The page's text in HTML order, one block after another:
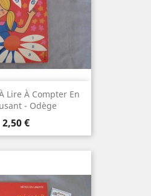
Lire À Compter En
- Odège
Prix
2,50 €